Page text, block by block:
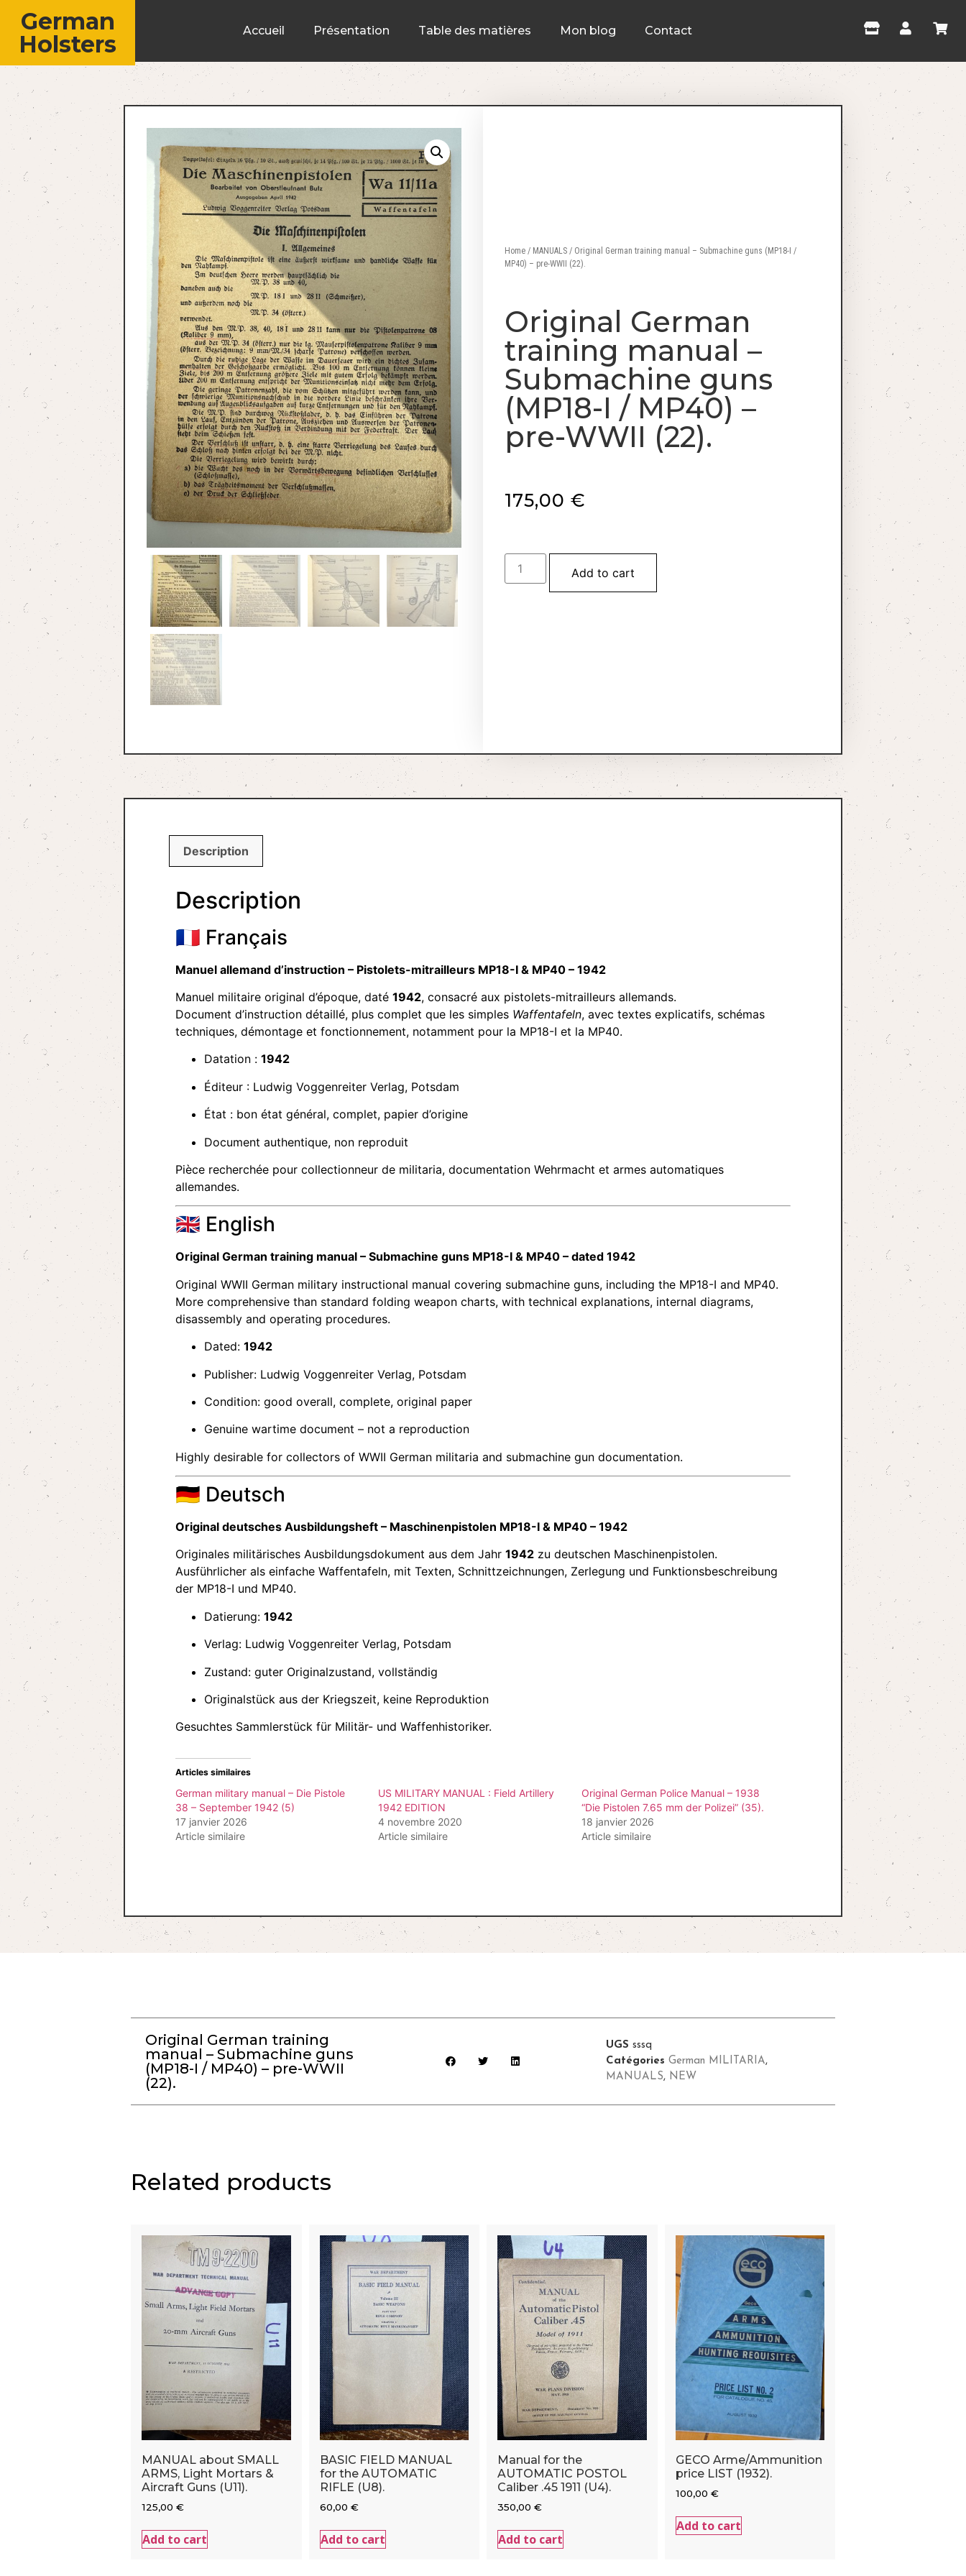
German
Holsters
Accueil Présentation Table des matières Mon blog Contact
Home / MANUALS / Original German training manual – Submachine guns (MP18-I /
MP40) – pre-WWII (22).
Original German
training manual –
Submachine guns
(MP18-I / MP40) –
pre-WWII (22).
175,00 €
Add to cart
Description
Description
🇫🇷 Français
Manuel allemand d’instruction – Pistolets-mitrailleurs MP18-I & MP40 – 1942
Manuel militaire original d’époque, daté 1942, consacré aux pistolets-mitrailleurs allemands.
Document d’instruction détaillé, plus complet que les simples Waffentafeln, avec textes explicatifs, schémas
techniques, démontage et fonctionnement, notamment pour la MP18-I et la MP40.
Datation : 1942
Éditeur : Ludwig Voggenreiter Verlag, Potsdam
État : bon état général, complet, papier d’origine
Document authentique, non reproduit
Pièce recherchée pour collectionneur de militaria, documentation Wehrmacht et armes automatiques
allemandes.
🇬🇧 English
Original German training manual – Submachine guns MP18-I & MP40 – dated 1942
Original WWII German military instructional manual covering submachine guns, including the MP18-I and MP40.
More comprehensive than standard folding weapon charts, with technical explanations, internal diagrams,
disassembly and operating procedures.
Dated: 1942
Publisher: Ludwig Voggenreiter Verlag, Potsdam
Condition: good overall, complete, original paper
Genuine wartime document – not a reproduction
Highly desirable for collectors of WWII German militaria and submachine gun documentation.
🇩🇪 Deutsch
Original deutsches Ausbildungsheft – Maschinenpistolen MP18-I & MP40 – 1942
Originales militärisches Ausbildungsdokument aus dem Jahr 1942 zu deutschen Maschinenpistolen.
Ausführlicher als einfache Waffentafeln, mit Texten, Schnittzeichnungen, Zerlegung und Funktionsbeschreibung
der MP18-I und MP40.
Datierung: 1942
Verlag: Ludwig Voggenreiter Verlag, Potsdam
Zustand: guter Originalzustand, vollständig
Originalstück aus der Kriegszeit, keine Reproduktion
Gesuchtes Sammlerstück für Militär- und Waffenhistoriker.
Articles similaires
German military manual – Die Pistole
38 – September 1942 (5)
17 janvier 2026
Article similaire
US MILITARY MANUAL : Field Artillery
1942 EDITION
4 novembre 2020
Article similaire
Original German Police Manual – 1938
“Die Pistolen 7.65 mm der Polizei” (35).
18 janvier 2026
Article similaire
Original German training
manual – Submachine guns
(MP18-I / MP40) – pre-WWII
(22).
UGS sssq
Catégories German MILITARIA,
MANUALS, NEW
Related products
MANUAL about SMALL
ARMS, Light Mortars &
Aircraft Guns (U11).
125,00 €
Add to cart
BASIC FIELD MANUAL
for the AUTOMATIC
RIFLE (U8).
60,00 €
Add to cart
Manual for the
AUTOMATIC POSTOL
Caliber .45 1911 (U4).
350,00 €
Add to cart
GECO Arme/Ammunition
price LIST (1932).
100,00 €
Add to cart